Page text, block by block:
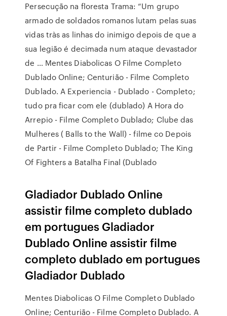
Persecução na floresta Trama: “Um grupo
armado de soldados romanos lutam pelas suas
vidas tràs as linhas do inimigo depois de que a
sua legião é decimada num ataque devastador
de … Mentes Diabolicas O Filme Completo
Dublado Online; Centurião - Filme Completo
Dublado. A Experiencia - Dublado - Completo;
tudo pra ficar com ele (dublado) A Hora do
Arrepio - Filme Completo Dublado; Clube das
Mulheres ( Balls to the Wall) - filme co Depois
de Partir - Filme Completo Dublado; The King
Of Fighters a Batalha Final (Dublado
Gladiador Dublado Online
assistir filme completo dublado
em portugues Gladiador
Dublado Online assistir filme
completo dublado em portugues
Gladiador Dublado
Mentes Diabolicas O Filme Completo Dublado
Online; Centurião - Filme Completo Dublado. A